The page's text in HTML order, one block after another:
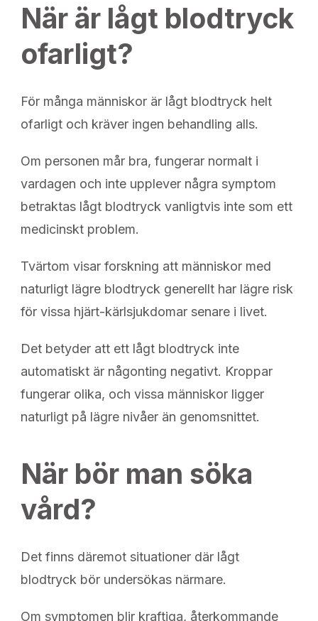
När är lågt blodtryck
ofarligt?
För många människor är lågt blodtryck helt
ofarligt och kräver ingen behandling alls.
Om personen mår bra, fungerar normalt i
vardagen och inte upplever några symptom
betraktas lågt blodtryck vanligtvis inte som ett
medicinskt problem.
Tvärtom visar forskning att människor med
naturligt lägre blodtryck generellt har lägre risk
för vissa hjärt-kärlsjukdomar senare i livet.
Det betyder att ett lågt blodtryck inte
automatiskt är någonting negativt. Kroppar
fungerar olika, och vissa människor ligger
naturligt på lägre nivåer än genomsnittet.
När bör man söka
vård?
Det finns däremot situationer där lågt
blodtryck bör undersökas närmare.
Om symptomen blir kraftiga, återkommande